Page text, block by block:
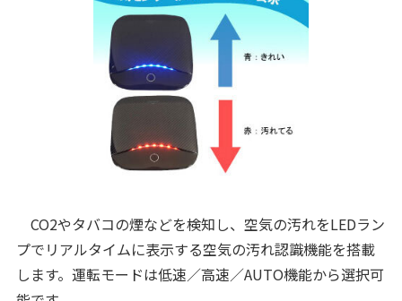
CO2やタバコの煙などを検知し、空気の汚れをLEDラン
プでリアルタイムに表示する空気の汚れ認識機能を搭載
します。運転モードは低速／高速／AUTO機能から選択可